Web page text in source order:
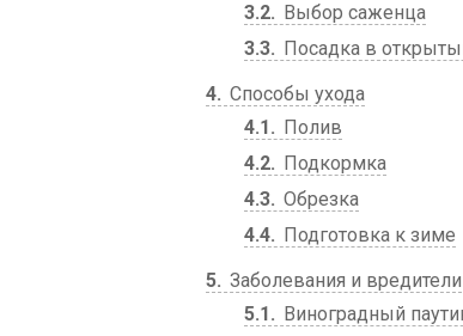
3.2
Выбор саженца
3.3
Посадка в
4 Способы ухода
4.1
Полив
4.2
Подкормка
4.3 Обрезка
4.4
Подготовка к зиме
5 Заболевания и вредители
5.1
Виноградный